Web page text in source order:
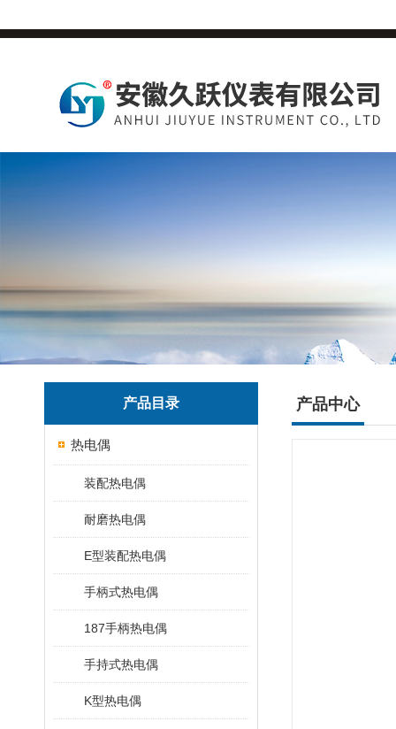
产品目录
热电偶
装配热电偶
耐磨热电偶
E型装配热电偶
手柄式热电偶
187手柄热电偶
手持式热电偶
K型热电偶
产品中心